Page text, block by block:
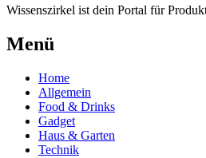
Wissenszirkel ist dein Portal für
Menü
Home
Allgemein
Food & Drinks
Gadget
Haus & Garten
Technik